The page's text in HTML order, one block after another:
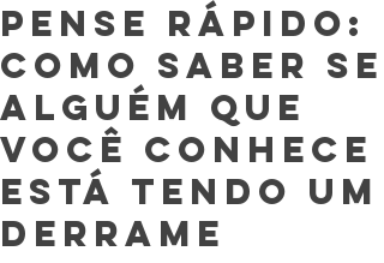
Pense rápido:
como saber se
alguém que
você conhece
está tendo um
derrame